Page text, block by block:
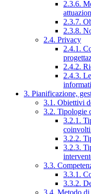
2.3.6.
2.3.7.
2.3.8.
2.4. Privacy
2.4.1.
2.4.2.
2.4.3.
3. Pianificazione,
3.1. Obiettivi
3.2. Tipologie
3.2.1.
3.2.2.
3.2.3.
3.3.
3.3.1.
3.3.2.
3.4. Metodo